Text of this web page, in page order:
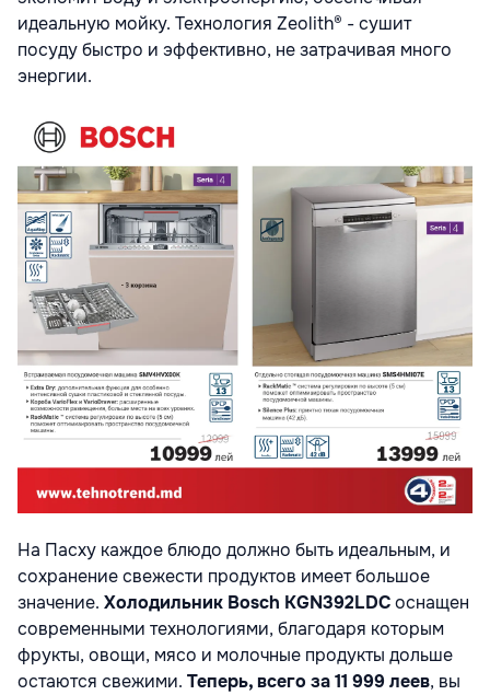
идеальную мойку. Технология Zeolith® - сушит
посуду быстро и эффективно, не затрачивая много
энергии.
На Пасху каждое блюдо должно быть идеальным, и
сохранение свежести продуктов имеет большое
значение. Холодильник Bosch KGN392LDCоснащен
современными технологиями, благодаря которым
фрукты, овощи, мясо и молочные продукты дольше
остаются свежими. Теперь, всего за 11 999 леев, вы